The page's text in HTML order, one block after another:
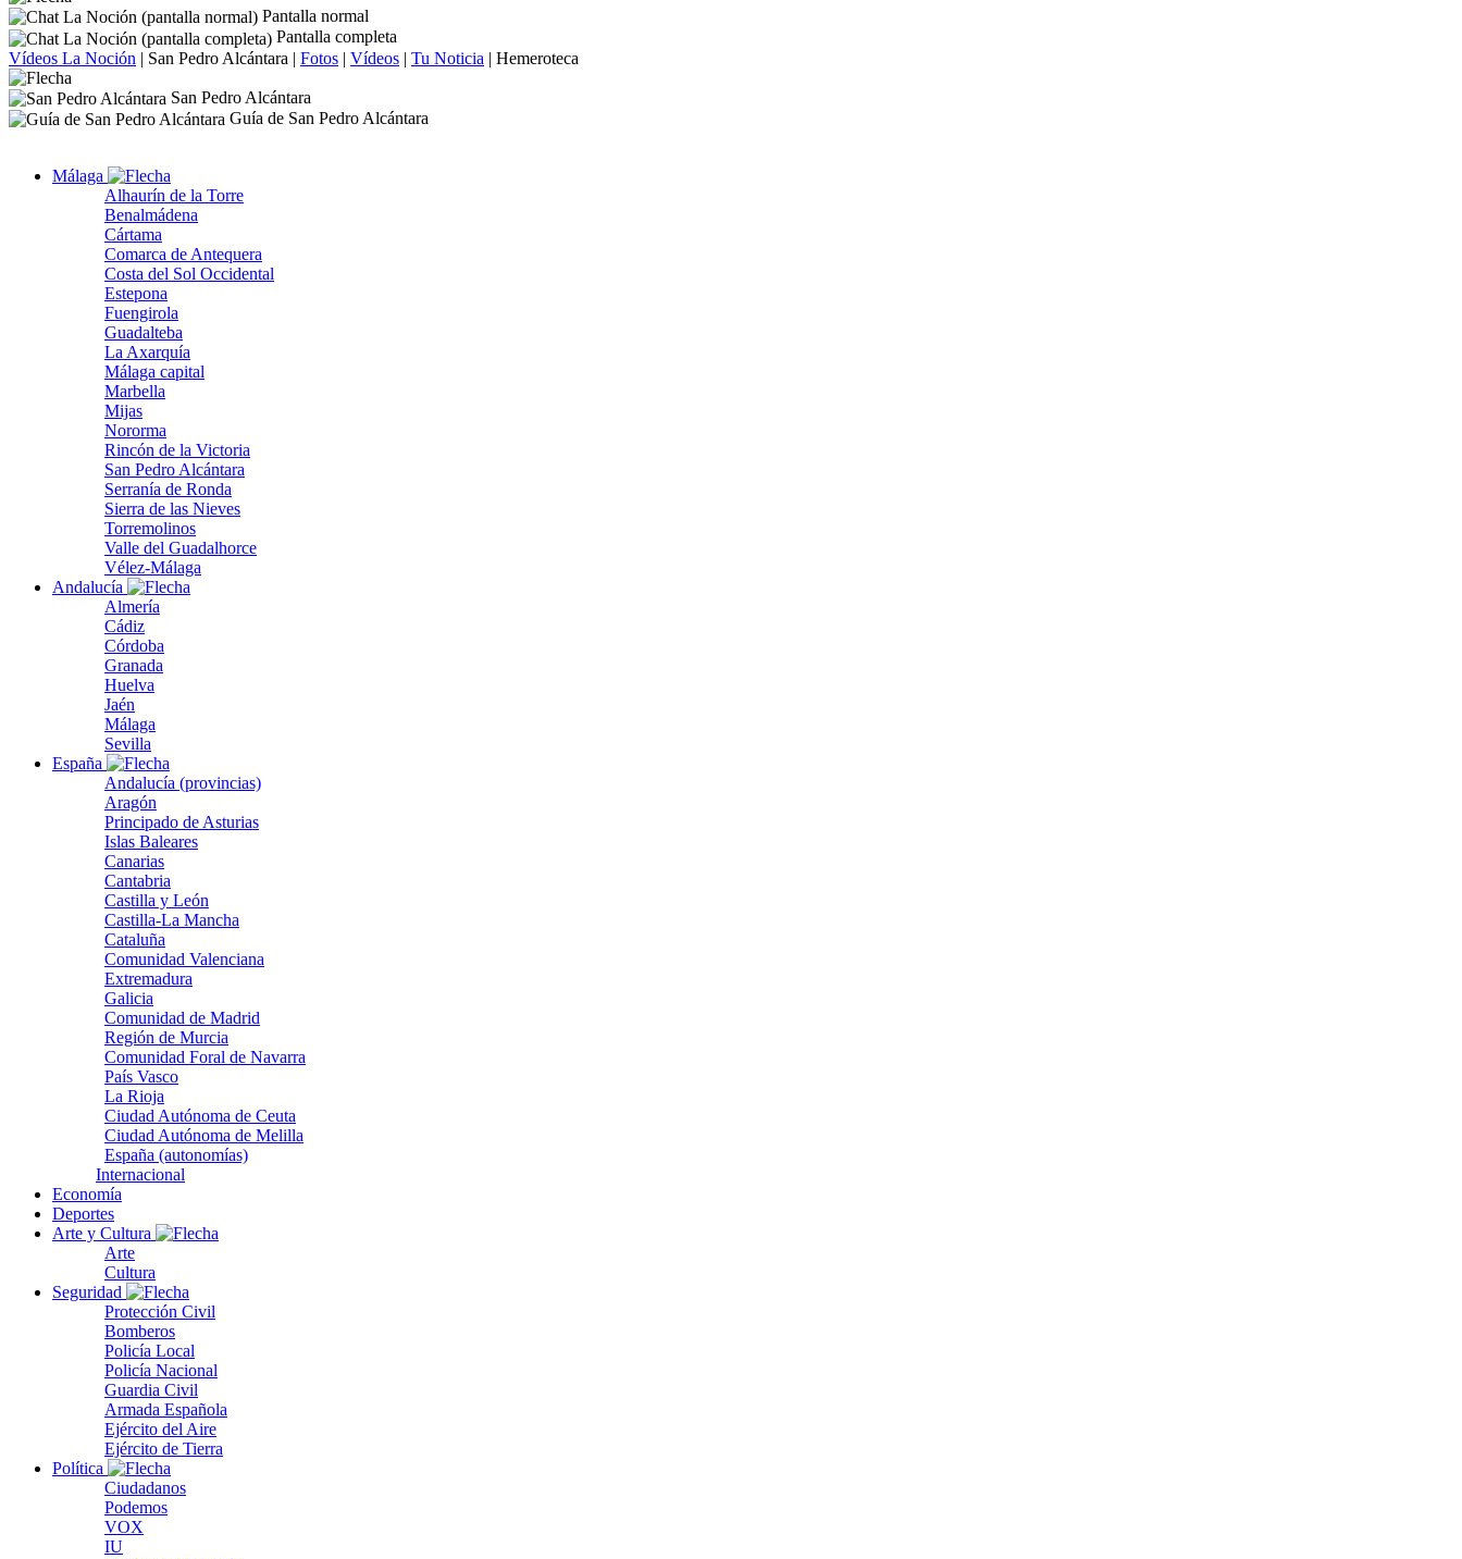
Pantalla normal
Pantalla completa
Vídeos La Noción | San Pedro Alcántara | Fotos | Vídeos | Tu Noticia | Hemeroteca
San Pedro Alcántara
Guía de San Pedro Alcántara
Málaga
Alhaurín de la Torre
Benalmádena
Cártama
Comarca de Antequera
Costa del Sol Occidental
Estepona
Fuengirola
Guadalteba
La Axarquía
Málaga capital
Marbella
Mijas
Nororma
Rincón de la Victoria
San Pedro Alcántara
Serranía de Ronda
Sierra de las Nieves
Torremolinos
Valle del Guadalhorce
Vélez-Málaga
Andalucía
Almería
Cádiz
Córdoba
Granada
Huelva
Jaén
Málaga
Sevilla
España
Andalucía (provincias)
Aragón
Principado de Asturias
Islas Baleares
Canarias
Cantabria
Castilla y León
Castilla-La Mancha
Cataluña
Comunidad Valenciana
Extremadura
Galicia
Comunidad de Madrid
Región de Murcia
Comunidad Foral de Navarra
País Vasco
La Rioja
Ciudad Autónoma de Ceuta
Ciudad Autónoma de Melilla
España (autonomías)
Internacional
Economía
Deportes
Arte y Cultura
Arte
Cultura
Seguridad
Protección Civil
Bomberos
Policía Local
Policía Nacional
Guardia Civil
Armada Española
Ejército del Aire
Ejército de Tierra
Política
Ciudadanos
Podemos
VOX
IU